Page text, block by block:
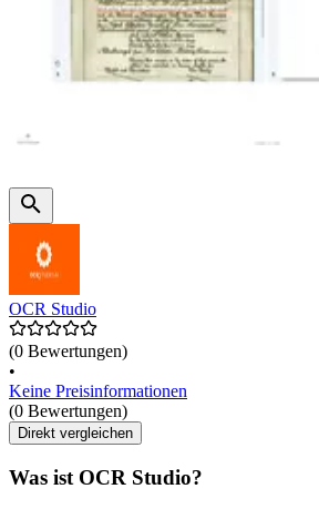
OCR Studio
(0 Bewertungen)
•
Keine Preisinformationen
(0 Bewertungen)
Direkt vergleichen
Was ist OCR Studio?